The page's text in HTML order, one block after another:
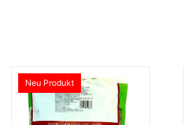
Neu Produkt